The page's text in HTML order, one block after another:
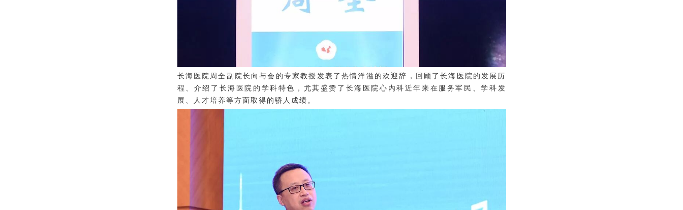
长海医院周全副院长向与会的专家教授发表了热情洋溢的欢迎辞，回顾了长海医院的发展历
程、介绍了长海医院的学科特色，尤其盛赞了长海医院心内科近年来在服务军民、学科发
展、人才培养等方面取得的骄人成绩。